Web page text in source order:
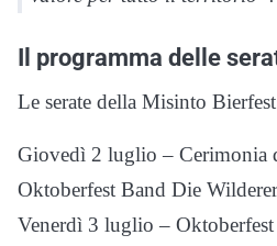
Il programma delle
Le serate della Misinto
Giovedì 2 luglio – Cerimonia
Oktoberfest Band Die Wilderer
Venerdì 3 luglio –